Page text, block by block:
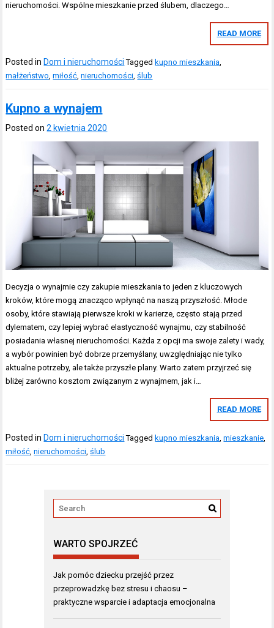
nieruchomości. Wspólne mieszkanie przed ślubem, dlaczego…
READ MORE
Posted in Dom i nieruchomości Tagged kupno mieszkania,
małżeństwo,miłość,nieruchomości,ślub
Kupno a wynajem
Posted on2 kwietnia 2020
Decyzja o wynajmie czy zakupie mieszkania to jeden z kluczowych
kroków, które mogą znacząco wpłynąć na naszą przyszłość. Młode
osoby, które stawiają pierwsze kroki w karierze, często stają przed
dylematem, czy lepiej wybrać elastyczność wynajmu, czy stabilność
posiadania własnej nieruchomości. Każda z opcji ma swoje zalety i wady,
a wybór powinien być dobrze przemyślany, uwzględniając nie tylko
aktualne potrzeby, ale także przyszłe plany. Warto zatem przyjrzeć się
bliżej zarówno kosztom związanym z wynajmem, jak i…
READ MORE
Posted in Dom i nieruchomości Tagged kupno mieszkania,mieszkanie,
miłość,nieruchomości,ślub
WARTO SPOJRZEĆ
Jak pomóc dziecku przejść przez
przeprowadzkę bez stresu i chaosu –
praktyczne wsparcie i adaptacja emocjonalna